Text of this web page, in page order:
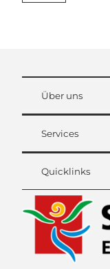
Über uns
Services
Quicklinks